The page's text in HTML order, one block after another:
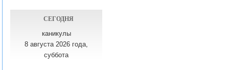
СЕГОДНЯ
каникулы
8 августа 2026 года,
суббота